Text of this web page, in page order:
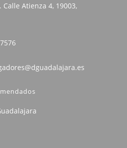
Calle Atienza 4, 19003,